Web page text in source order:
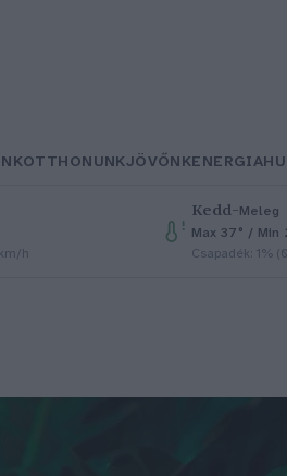
OTTHONUNKJÖVŐNKENERGIA
h
Kedd–Meleg
Max 37° / Min
Csapadék: 1%